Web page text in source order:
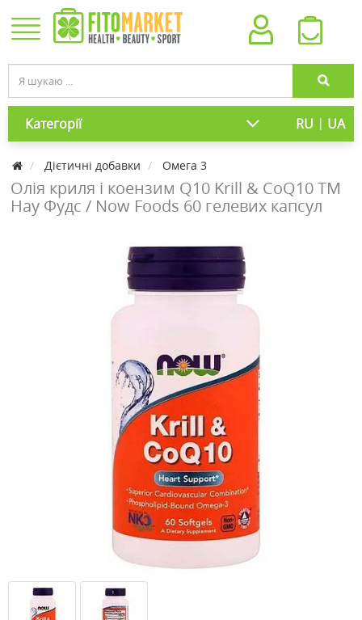
Категорії RU | UA
Дієтичні добавки Омега 3
Олія криля і коензим Q10 Krill & CoQ10 ТМ
Нау Фудс / Now Foods 60 гелевих капсул